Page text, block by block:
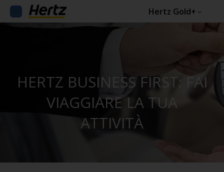
Hertz Gold+
HERTZ BUSINESS FIRST: FAI
VIAGGIARE LA TUA
ATTIVITÀ